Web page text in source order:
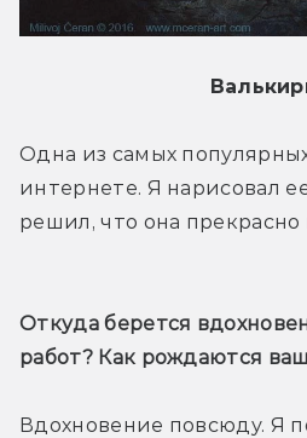
Одна из самых
интернете. Я нарисовал
решил, что она
Откуда берется
работ? Как рождаются
Вдохновение повсюду. Я